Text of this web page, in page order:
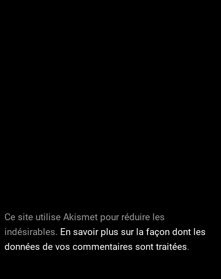
Ce site utilise Akismet pour réduire les
indésirables. En savoir plus sur la façon dont les
données de vos commentaires sont traitées.